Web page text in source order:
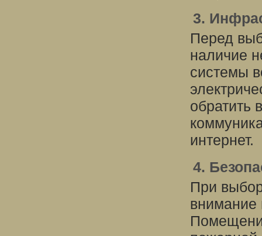
3.
Перед
наличие
системы
обратить
интернет.
4.
При
внимание